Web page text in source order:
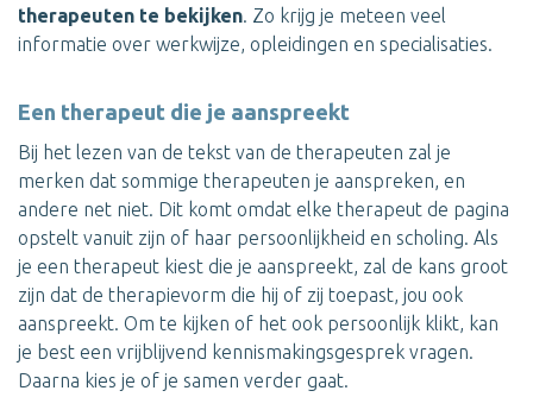
therapeuten te bekijken. Zo krijg je meteen veel
informatie over werkwijze, opleidingen en specialisaties.
Een therapeut die je aanspreekt
Bij het lezen van de tekst van de therapeuten zal je
merken dat sommige therapeuten je aanspreken, en
andere net niet. Dit komt omdat elke therapeut de pagina
opstelt vanuit zijn of haar persoonlijkheid en scholing. Als
je een therapeut kiest die je aanspreekt, zal de kans groot
zijn dat de therapievorm die hij of zij toepast, jou ook
aanspreekt. Om te kijken of het ook persoonlijk klikt, kan
je best een vrijblijvend kennismakingsgesprek vragen.
Daarna kies je of je samen verder gaat.